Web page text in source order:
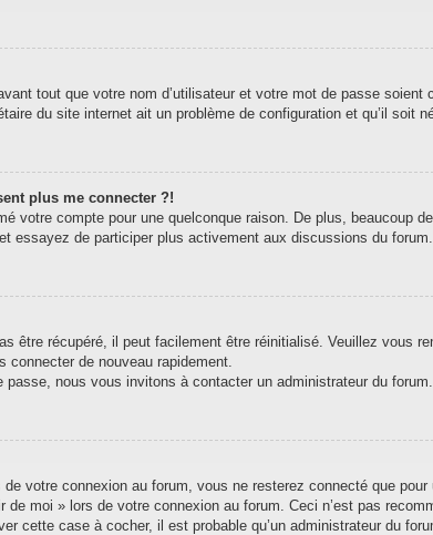
tout que votre nom d’utilisateur et votre mot de passe
du site internet ait un problème de configuration et qu’il soit
plus me connecter ?!
votre compte pour une quelconque raison. De plus,
essayez de participer plus activement aux discussions du forum.
être récupéré, il peut facilement être réinitialisé. Veuillez vous
de nouveau rapidement.
nous vous invitons à contacter un administrateur du forum.
votre connexion au forum, vous ne resterez connecté que pour
moi » lors de votre connexion au forum. Ceci n’est pas
cette case à cocher, il est probable qu’un administrateur du